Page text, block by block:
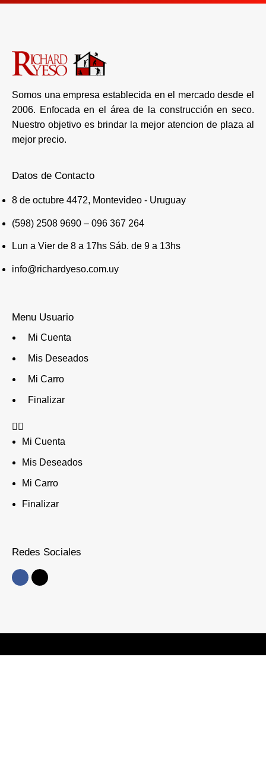
Somos una empresa establecida en el mercado desde el
2006. Enfocada en el área de la construcción en seco.
Nuestro objetivo es brindar la mejor atencion de plaza al
mejor precio.
Datos de Contacto
8 de octubre 4472, Montevideo - Uruguay
(598) 2508 9690 – 096 367 264
Lun a Vier de 8 a 17hs Sáb. de 9 a 13hs
info@richardyeso.com.uy
Menu Usuario
Mi Cuenta
Mis Deseados
Mi Carro
Finalizar
Mi Cuenta
Mis Deseados
Mi Carro
Finalizar
Redes Sociales